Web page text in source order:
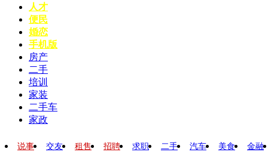
人才
便民
婚恋
手机版
房产
二手
培训
家装
二手车
家政
说事 交友 租售 招聘 求职 二手 汽车 美食 金融